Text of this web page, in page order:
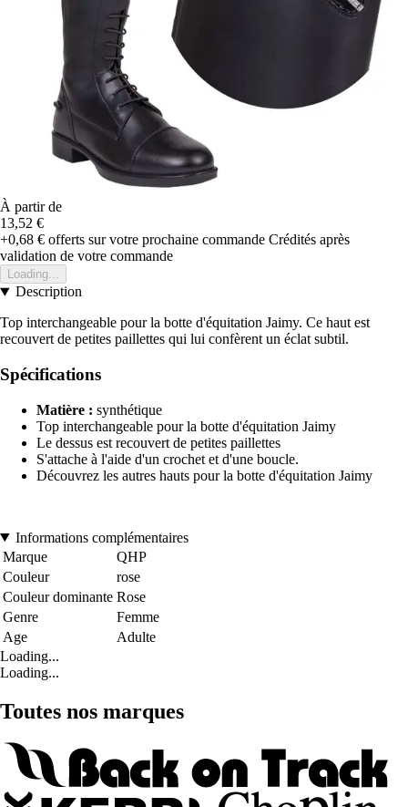
À partir de
13,52 €
+0,68 € offerts sur votre prochaine commande Crédités après
validation de votre commande
Loading...
Description
Top interchangeable pour la botte d'équitation Jaimy. Ce haut est
recouvert de petites paillettes qui lui confèrent un éclat subtil.
Spécifications
Matière : synthétique
Top interchangeable pour la botte d'équitation Jaimy
Le dessus est recouvert de petites paillettes
S'attache à l'aide d'un crochet et d'une boucle.
Découvrez les autres hauts pour la botte d'équitation Jaimy
Informations complémentaires
Marque
QHP
Couleur
rose
Couleur dominante Rose
Genre
Femme
Age
Adulte
Loading...
Loading...
Toutes nos marques